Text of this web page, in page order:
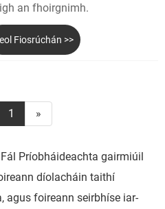
an fhoirgnimh.
Fiosrúchán >>
1 »
Príobháideachta gairmiúil
díolacháin taithí
agus foireann seirbhíse iar-